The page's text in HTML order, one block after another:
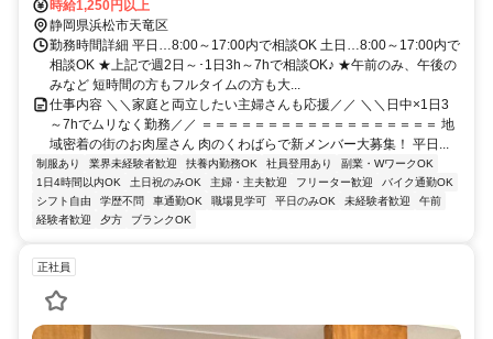
時給1,250円以上
静岡県浜松市天竜区
勤務時間詳細 平日…8:00～17:00内で相談OK 土日…8:00～17:00内で
相談OK ★上記で週2日～･1日3h～7hで相談OK♪ ★午前のみ、午後の
みなど 短時間の方もフルタイムの方も大...
仕事内容 ＼＼家庭と両立したい主婦さんも応援／／ ＼＼日中×1日3
～7hでムリなく勤務／／ ＝＝＝＝＝＝＝＝＝＝＝＝＝＝＝＝＝＝ 地
域密着の街のお肉屋さん 肉のくわばらで新メンバー大募集！ 平日...
制服あり 業界未経験者歓迎 扶養内勤務OK 社員登用あり
副業・WワークOK
1日4時間以内OK
土日祝のみOK 主婦・主夫歓迎 フリーター歓迎
バイク通勤OK
シフト自由
学歴不問 車通勤OK 職場見学可 平日のみOK 未経験者歓迎
午前
経験者歓迎
夕方 ブランクOK
正社員